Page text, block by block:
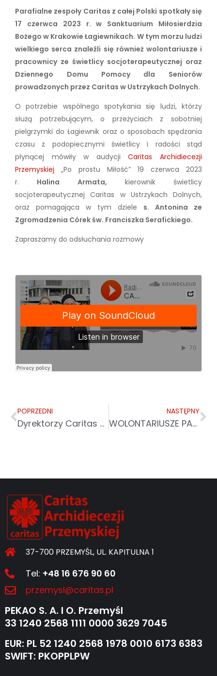
Parafialne zespoły Caritas z całej Polski spotkały się
17 czerwca 2023 r. w Sanktuarium Miłosierdzia
Bożego w Krakowie Łagiewnikach. W tym morzu ludzi
wielkiego serca znaleźli się również wolontariusze i
pracownicy ze świetlicy socjoterapeutycznej oraz
Dziennego Domu Pomocy dla Seniorów
prowadzonych przez Caritas w Ustrzykach Dolnych.
O potrzebie wspólnego spotykania się ludzi, którzy
służą potrzebującym, o przeżyciach z sobotniej
pielgrzymki do Łagiewnik oraz o sposobach spędzania
czasu z podopiecznymi świetlicy i radości stąd
płynącej mówiły w audycjiCaritas Archidiecezji
Przemyskiej „Po prostu Miłość” 19 czerwca 2023
r. Halina Armata, kierownik świetlicy
socjoterapeutycznej Caritas w Ustrzykach Dolnych,
oraz pomagająca w tym dziele s. Antonina ze
Zgromadzenia Córek św. Franciszka Serafickiego.
Zapraszamy do odsłuchania rozmowy
POPRZEDNI
Dyrektorzy Caritas Polska i Caritas Archidiecezji Przemyskiej z wizytą we Lwowie
NASTĘPNY
WOLONTARIUSZE PARAFIALNYCH ZESPOŁÓW CARITAS PIELGRZYMOWALI DO ŁAGIEWNIK
37-700 PRZEMYŚL, UL. KAPITULNA 1
Tel: +48 16 676 90 60
przemysl@caritas.pl
PEKAO S. A. I O. Przemyśl
33 1240 2568 1111 0000 3629 7045
EUR: PL 52 1240 2568 1978 0010 6173 6383
SWIFT: PKOPPLPW